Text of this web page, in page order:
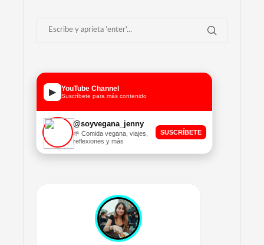
▶ YouTube Channel
Suscríbete para más contenido
@soyvegana_jenny
🌱 Comida vegana, viajes,
reflexiones y más
SUSCRÍBETE